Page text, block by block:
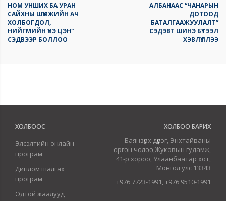
НОМ УНШИХ БА УРАН
САЙХНЫ ШҮҮМЖИЙН АЧ
ХОЛБОГДОЛ,
НИЙГМИЙН ҮНЭ ЦЭН"
СЭДВЭЭР БОЛЛОО
АЛБАНААС “ЧАНАРЫН
ДОТООД
БАТАЛГААЖУУЛАЛТ”
СЭДЭВТ ШИНЭ БҮТЭЭЛ
ХЭВЛҮҮЛЛЭЭ
ХОЛБООС
Элсэлтийн онлайн
програм
Диплом шалгах
програм
Одтой жаалууд
ХОЛБОО БАРИХ
Баянзүрх дүүрэг, Энхтайваны
өргөн чөлөө,Жуковын гудамж,
41-р хороо, Улаанбаатар хот,
Монгол улс 13343
+976 7723-1991, +976 9510-1991